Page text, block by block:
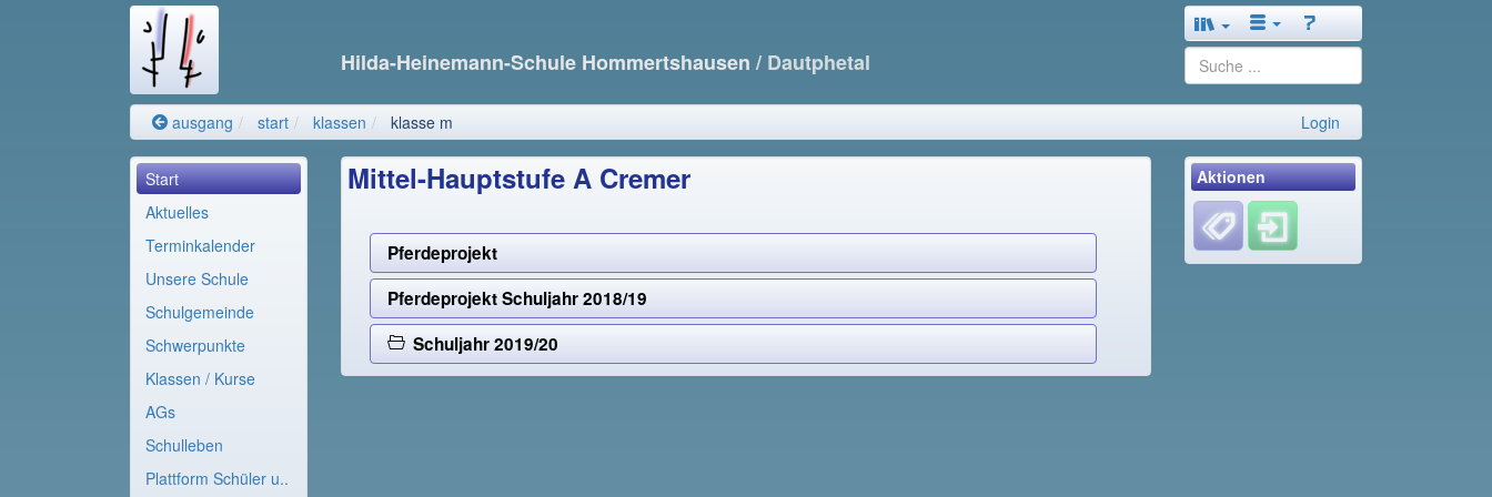
Hilda-Heinemann-Schule Hommertshausen / Dautphetal
ausgang start klassen klasse m Login
Start
Aktuelles
Terminkalender
Unsere Schule
Schulgemeinde
Schwerpunkte
Klassen / Kurse
AGs
Schulleben
Plattform Schüler u..
Mittel-Hauptstufe A Cremer
Pferdeprojekt
Pferdeprojekt Schuljahr 2018/19
Schuljahr 2019/20
Aktionen